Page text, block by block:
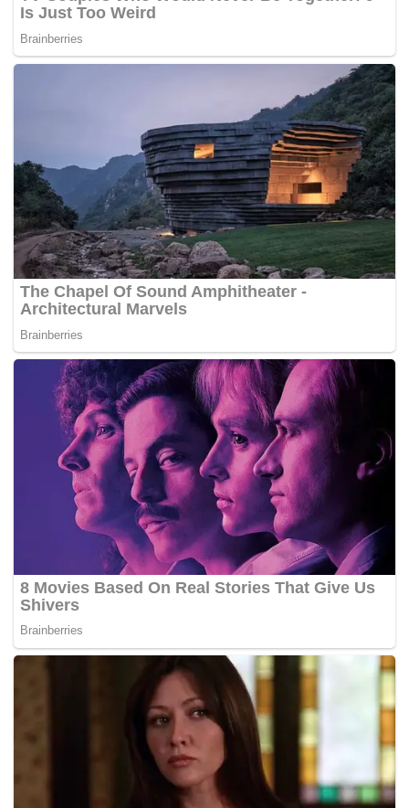
bapak saya sampai hari ini, inilah sejarah. Pupuk itu
harganya turun, bukan naik. Sementara harga gabah
naik, harga jagung juga naik, dan BULOG menyerap
hasil panen dengan baik," ujarnya.
Menurut Nurkholis, turunnya harga pupuk yang diikuti
membaiknya harga komoditas pertanian memberi
dampak nyata terhadap kondisi ekonomi petani.
"Berasa sekali. Petani-petani di Berau sekarang rata-
rata sudah punya mobil sendiri. Saya juga sudah
punya. Alhamdulillah. Ini menunjukkan petani
semakin sejahtera," katanya.
Manfaat serupa dirasakan Anandi Sari, petani asal
Kabupaten Serang, Banten. Ia mengaku penurunan
harga pupuk berdampak positif terhadap hasil
produksi pertaniannya. Namun, ia berharap distribusi
pupuk bersubsidi semakin luas hingga tingkat desa
agar petani tidak lagi menanggung biaya
transportasi yang tinggi.
Selain dirasakan langsung oleh petani, dampak
kebijakan tersebut juga tercermin pada sejumlah
indikator kesejahteraan. Badan Pusat Statistik (BPS)
mencatat Nilai Tukar Petani (NTP) nasional pada Mei
dibandingkan bulan sebelumnya. Adapun Nilai Tukar
Usaha Pertanian (NTUP) tercatat sebesar 132,84
atau meningkat 1,95 persen.
Pada puncak PENAS XVII di Gorontalo, Rabu
(24/6/2026), Presiden Prabowo Subianto
menegaskan pentingnya meningkatkan
kesejahteraan petani sebagai produsen pangan